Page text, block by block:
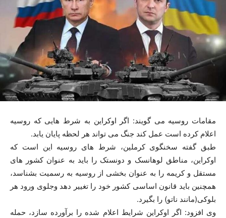
مقامات روسیه می گویند: اگر اوکراین به شرط هایی که روسیه
اعلام کرده است عمل کند جنگ می تواند هر لحظه پایان یابد.
طبق گفته سخنگوی کرملین، شرط های روسیه این است که
اوکراین، مناطق لوهانسک و دونستک را باید به عنوان کشور های
مستقل و کریمه را به عنوان بخشی از روسیه به رسمیت بشناسد،
همچنین باید قانون اساسی کشور خود را تغییر دهد وجلوی ورود هر
بلوکی(مانند ناتو) را بگیرد.
وی افزود: اگر اوکراین شرایط اعلام شده را برآورده سازد، حمله